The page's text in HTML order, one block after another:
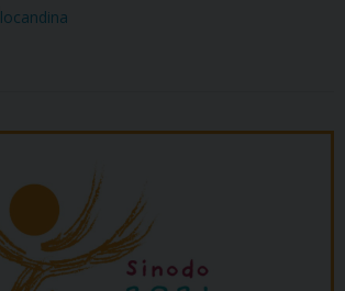
locandina